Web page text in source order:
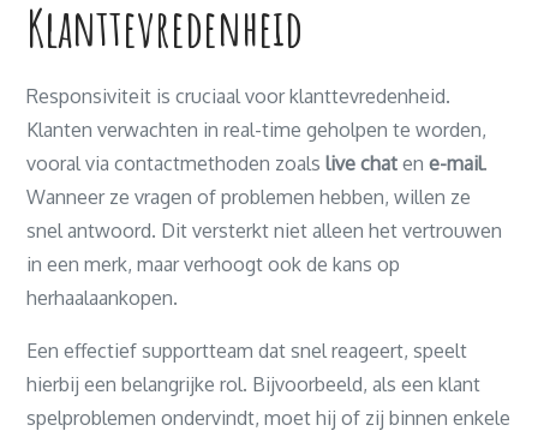
Klanttevredenheid
Responsiviteit is cruciaal voor klanttevredenheid.
Klanten verwachten in real-time geholpen te worden,
vooral via contactmethoden zoalslive chat ene-mail.
Wanneer ze vragen of problemen hebben, willen ze
snel antwoord. Dit versterkt niet alleen het vertrouwen
in een merk, maar verhoogt ook de kans op
herhaalaankopen.
Een effectief supportteam dat snel reageert, speelt
hierbij een belangrijke rol. Bijvoorbeeld, als een klant
spelproblemen ondervindt, moet hij of zij binnen enkele